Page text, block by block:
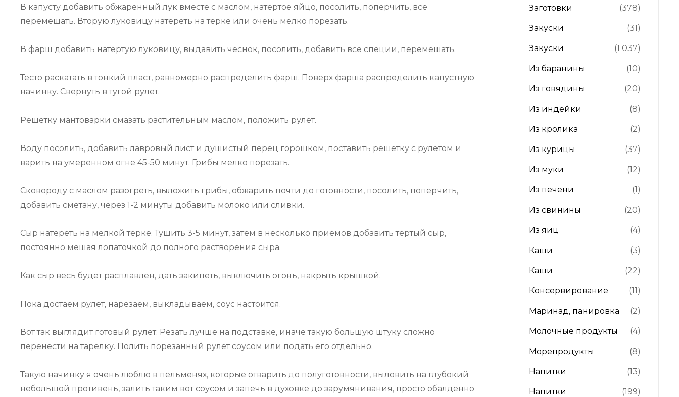
В капусту добавить обжаренный лук вместе с маслом, натертое яйцо, посолить, поперчить, все
перемешать. Вторую луковицу натереть на терке или очень мелко порезать.
В фарш добавить натертую луковицу, выдавить чеснок, посолить, добавить все специи, перемешать.
Тесто раскатать в тонкий пласт, равномерно распределить фарш. Поверх фарша распределить капустную
начинку. Свернуть в тугой рулет.
Решетку мантоварки смазать растительным маслом, положить рулет.
Воду посолить, добавить лавровый лист и душистый перец горошком, поставить решетку с рулетом и
варить на умеренном огне 45-50 минут. Грибы мелко порезать.
Сковороду с маслом разогреть, выложить грибы, обжарить почти до готовности, посолить, поперчить,
добавить сметану, через 1-2 минуты добавить молоко или сливки.
Сыр натереть на мелкой терке. Тушить 3-5 минут, затем в несколько приемов добавить тертый сыр,
постоянно мешая лопаточкой до полного растворения сыра.
Как сыр весь будет расплавлен, дать закипеть, выключить огонь, накрыть крышкой.
Пока достаем рулет, нарезаем, выкладываем, соус настоится.
Вот так выглядит готовый рулет. Резать лучше на подставке, иначе такую большую штуку сложно
перенести на тарелку. Полить порезанный рулет соусом или подать его отдельно.
Такую начинку я очень люблю в пельменях, которые отварить до полуготовности, выловить на глубокий
небольшой противень, залить таким вот соусом и запечь в духовке до зарумянивания, просто обалденно
Заготовки (378)
Закуски (31)
Закуски (1 037)
Из баранины (10)
Из говядины (20)
Из индейки (8)
Из кролика (2)
Из курицы (37)
Из муки (12)
Из печени (1)
Из свинины (20)
Из яиц (4)
Каши (3)
Каши (22)
Консервирование (11)
Маринад, панировка (2)
Молочные продукты (4)
Морепродукты (8)
Напитки (13)
Напитки (199)